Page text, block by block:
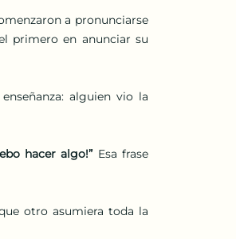
a pronunciarse
primero en anunciar su
alguien vio la
hacer algo!” Esa frase
otro asumiera toda la